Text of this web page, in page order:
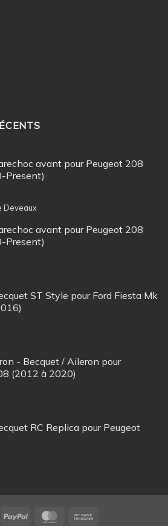
avant pour Peugeot 208
Present)
Deveaux
avant pour Peugeot 208
Present)
ST Style pour Ford Fiesta Mk
- Becquet / Aileron pour
(2012 à 2020)
RC Replica pour Peugeot
PayPal MasterCard